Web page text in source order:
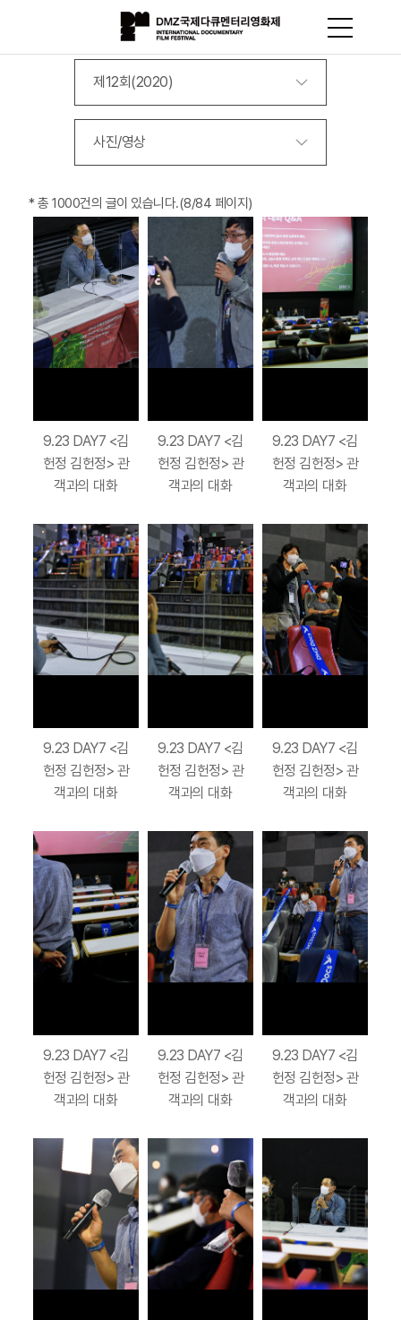
제12회(2020)
사진/영상
*총 1000건의 글이 있습니다.(8/84 페이지)
9.23 DAY7 <김
헌정 김헌정> 관
객과의 대화
9.23 DAY7 <김
헌정 김헌정> 관
객과의 대화
9.23 DAY7 <김
헌정 김헌정> 관
객과의 대화
9.23 DAY7 <김
헌정 김헌정> 관
객과의 대화
9.23 DAY7 <김
헌정 김헌정> 관
객과의 대화
9.23 DAY7 <김
헌정 김헌정> 관
객과의 대화
9.23 DAY7 <김
헌정 김헌정> 관
객과의 대화
9.23 DAY7 <김
헌정 김헌정> 관
객과의 대화
9.23 DAY7 <김
헌정 김헌정> 관
객과의 대화